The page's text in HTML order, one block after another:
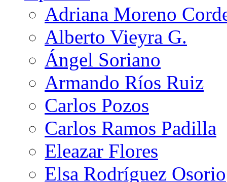
Adriana Moreno
Alberto Vieyra G.
Ángel Soriano
Armando Ríos Ruiz
Carlos Pozos
Carlos Ramos Padilla
Eleazar Flores
Elsa Rodríguez Osorio